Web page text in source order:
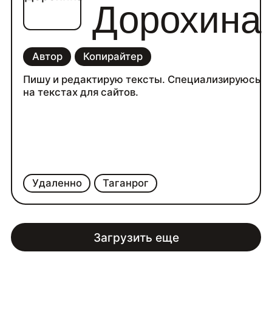
Удаленно Таганрог
Дорохина
Автор
Копирайтер
Пишу и редактирую тексты. Специализируюсь
на текстах для сайтов.
Загрузить еще